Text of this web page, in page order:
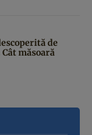
de
măsoară